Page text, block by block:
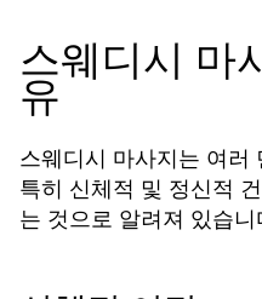
스웨디시 마
유
스웨디시 마사지는 여러
특히 신체적 및 정신적
는 것으로 알려져 있습니